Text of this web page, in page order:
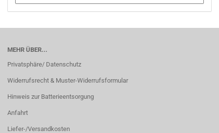
MEHR ÜBER...
Privatsphäre/ Datenschutz
Widerrufsrecht & Muster-Widerrufsformular
Hinweis zur Batterieentsorgung
Anfahrt
Liefer-/Versandkosten